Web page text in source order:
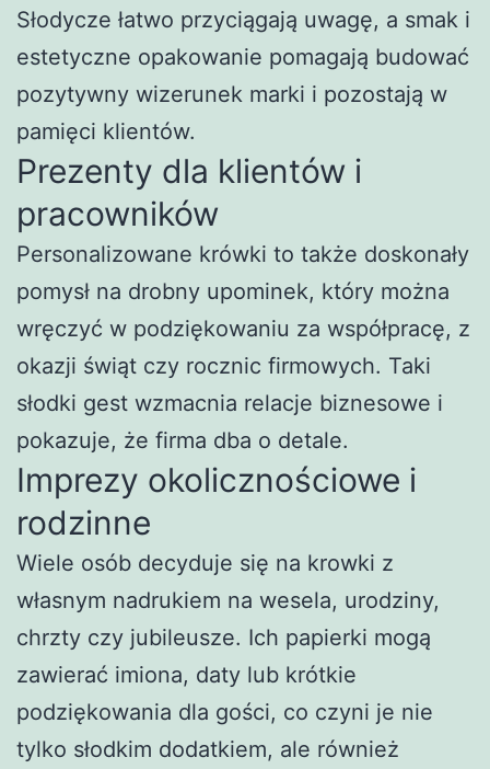
Słodycze łatwo przyciągają uwagę, a smak i
estetyczne opakowanie pomagają budować
pozytywny wizerunek marki i pozostają w
pamięci klientów.
Prezenty dla klientów i
pracowników
Personalizowane krówki to także doskonały
pomysł na drobny upominek, który można
wręczyć w podziękowaniu za współpracę, z
okazji świąt czy rocznic firmowych. Taki
słodki gest wzmacnia relacje biznesowe i
pokazuje, że firma dba o detale.
Imprezy okolicznościowe i
rodzinne
Wiele osób decyduje się na krowki z
własnym nadrukiem na wesela, urodziny,
chrzty czy jubileusze. Ich papierki mogą
zawierać imiona, daty lub krótkie
podziękowania dla gości, co czyni je nie
tylko słodkim dodatkiem, ale również